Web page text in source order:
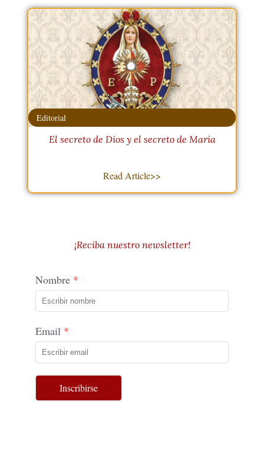
Editorial
El secreto de Dios y el secreto de María
Read Article>>
¡Reciba nuestro newsletter!
Nombre
Email
Inscribirse